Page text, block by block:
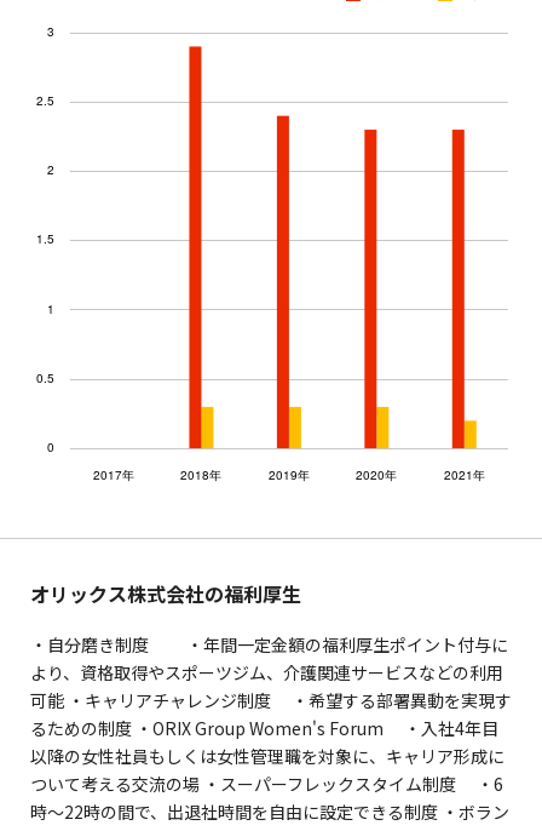
オリックス株式会社の福利厚生
・自分磨き制度 ・年間一定金額の福利厚生ポイント付与に
より、資格取得やスポーツジム、介護関連サービスなどの利用
可能 ・キャリアチャレンジ制度 ・希望する部署異動を実現す
るための制度 ・ORIX Group Women's Forum ・入社4年目
以降の女性社員もしくは女性管理職を対象に、キャリア形成に
ついて考える交流の場 ・スーパーフレックスタイム制度 ・6
時～22時の間で、出退社時間を自由に設定できる制度 ・ボラン